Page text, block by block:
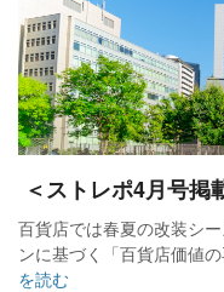
＜ストレポ4月号掲
百貨店では春夏の改装シ
ンに基づく「百貨店価値
を読む